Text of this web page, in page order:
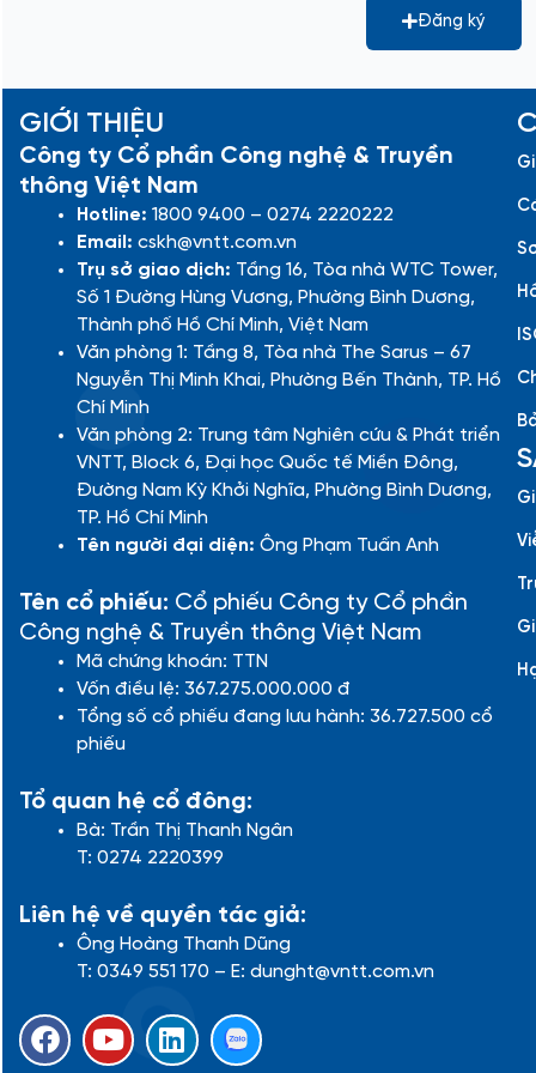
Đăng ký
GIỚI THIỆU
Công ty Cổ phần Công nghệ & Truyền
thông Việt Nam
Hotline: 1800 9400 – 0274 2220222
Email: cskh@vntt.com.vn
Trụ sở giao dịch: Tầng 16, Tòa nhà WTC Tower,
Số 1 Đường Hùng Vương, Phường Bình Dương,
Thành phố Hồ Chí Minh, Việt Nam
Văn phòng 1: Tầng 8, Tòa nhà The Sarus – 67
Nguyễn Thị Minh Khai, Phường Bến Thành, TP. Hồ
Chí Minh
Văn phòng 2: Trung tâm Nghiên cứu & Phát triển
VNTT, Block 6, Đại học Quốc tế Miền Đông,
Đường Nam Kỳ Khởi Nghĩa, Phường Bình Dương,
TP. Hồ Chí Minh
Tên người đại diện: Ông Phạm Tuấn Anh
Tên cổ phiếu: Cổ phiếu Công ty Cổ phần
Công nghệ & Truyền thông Việt Nam
Mã chứng khoán: TTN
Vốn điều lệ: 367.275.000.000 đ
Tổng số cổ phiếu đang lưu hành: 36.727.500 cổ
phiếu
Tổ quan hệ cổ đông:
Bà: Trần Thị Thanh Ngân
T: 0274 2220399
Liên hệ về quyền tác giả:
Ông Hoàng Thanh Dũng
T: 0349 551 170 – E: dunght@vntt.com.vn
F
a
Y
o
L
i